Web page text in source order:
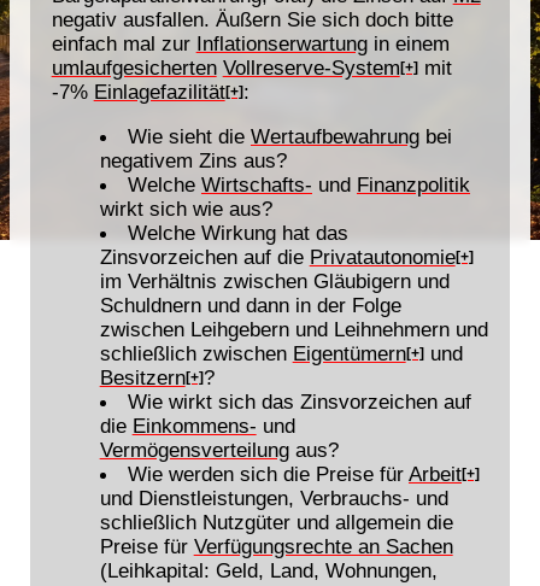
negativ ausfallen. Äußern Sie sich doch bitte
einfach mal zur Inflationserwartungin einem
umlaufgesicherten Vollreserve-System[+]mit
-7% Einlagefazilität[+]:
Wie sieht die Wertaufbewahrungbei
negativem Zins aus?
Welche Wirtschafts- und Finanzpolitik
wirkt sich wie aus?
Welche Wirkung hat das
Zinsvorzeichen auf die Privatautonomie[+]
im Verhältnis zwischen Gläubigern und
Schuldnern und dann in der Folge
zwischen Leihgebern und Leihnehmern und
schließlich zwischen Eigentümern[+]und
Besitzern[+]?
Wie wirkt sich das Zinsvorzeichen auf
die Einkommens- und
Vermögensverteilungaus?
Wie werden sich die Preise für Arbeit[+]
und Dienstleistungen, Verbrauchs- und
schließlich Nutzgüter und allgemein die
Preise für Verfügungsrechte an Sachen
(Leihkapital: Geld, Land, Wohnungen,